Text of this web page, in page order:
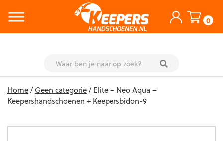
0
content
Home/Geen categorie/ Elite – Neo Aqua –
Keepershandschoenen + Keepersbidon-9